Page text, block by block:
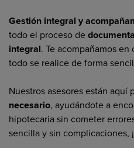
Gestión integral y
todo el proceso de
integral. Te acompañamos
todo se realice de forma
Nuestros asesores están aquí
necesario, ayudándote a
hipotecaria sin cometer
sencilla y sin complicaciones,